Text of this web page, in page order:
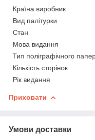
Країна виробник
Вид палітурки
Стан
Мова видання
Тип поліграфічного
Кількість сторінок
Рік видання
Приховати
Умови доставки